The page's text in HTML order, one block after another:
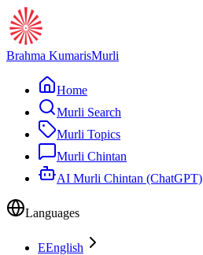
Brahma KumarisMurli
Home
Murli Search
Murli Topics
Murli Chintan
AI Murli Chintan (ChatGPT)
Languages
EEnglish